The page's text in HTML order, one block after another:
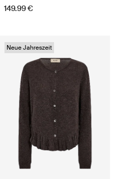
149.99 €
Neue Jahreszeit